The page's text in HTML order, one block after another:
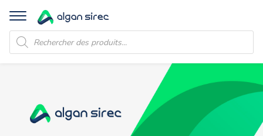
Recherche
de
produits